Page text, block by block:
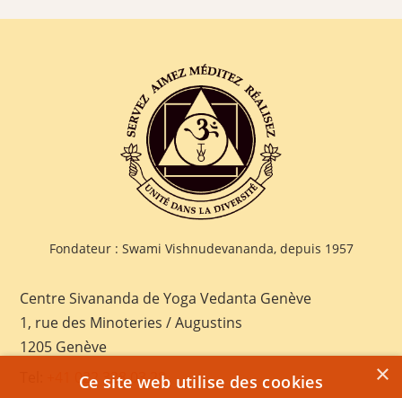
Fondateur : Swami Vishnudevananda, depuis 1957
Centre Sivananda de Yoga Vedanta Genève
1, rue des Minoteries / Augustins
1205 Genève
+41 022 328 03 28 ×
Ce site web utilise des cookies